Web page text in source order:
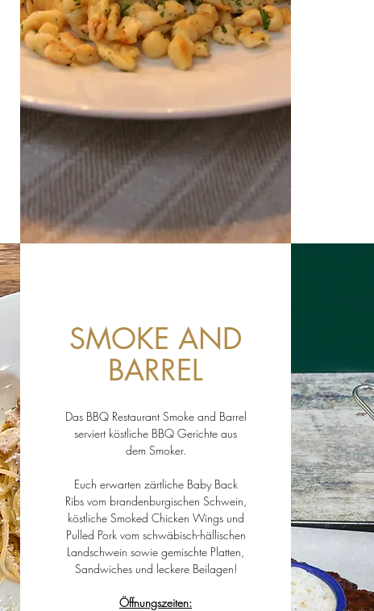
in unserem Fischladen Prenzlauer Berg ( www.derfischladen.com
SMOKE AND
BARREL
Das BBQ Restaurant Smoke and Barrel
serviert köstliche BBQ Gerichte aus
dem Smoker.
Euch erwarten zärtliche Baby Back
Ribs vom brandenburgischen Schwein,
köstliche Smoked Chicken Wings und
Pulled Pork vom schwäbisch-hällischen
Landschwein sowie gemischte Platten,
Sandwiches und leckere Beilagen!
Öffnungszeiten: